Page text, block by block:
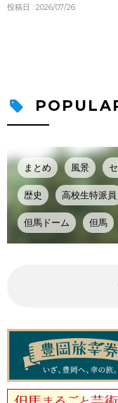
投稿日 : 2026/07/26
まとめ 風景
歴史 高校生特派員
但馬ドーム 但馬